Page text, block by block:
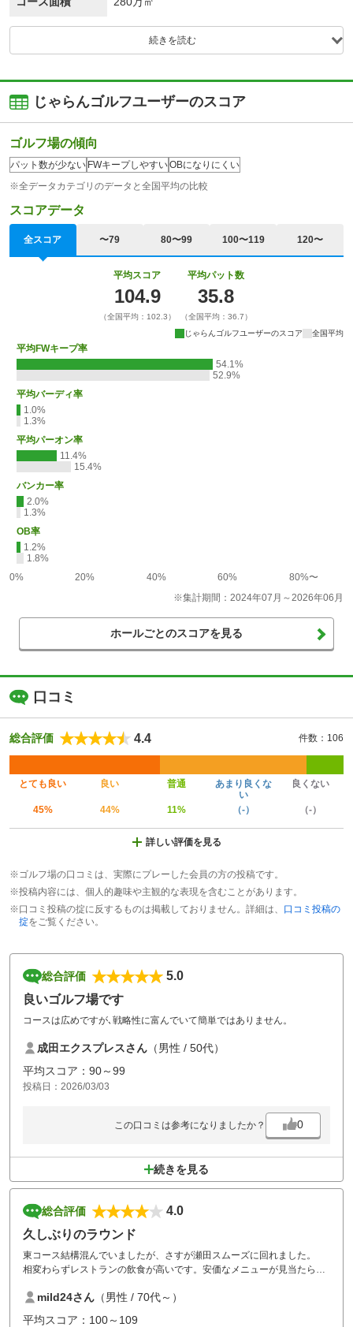
続きを読む
じゃらんゴルフユーザーのスコア
ゴルフ場の傾向
パット数が少ない FWキープしやすいOBになりにくい
※全データカテゴリのデータと全国平均の比較
スコアデータ
全スコア 〜79 80〜99 100〜119 120〜
平均スコア
104.9
（全国平均：102.3）
平均パット数
35.8
（全国平均：36.7）
じゃらんゴルフユーザーのスコア
全国平均
平均FWキープ率
54.1%
52.9%
平均バーディ率
1.0%
1.3%
平均パーオン率
11.4%
15.4%
バンカー率
2.0%
1.3%
OB率
1.2%
1.8%
0%
20% 40% 60%
80%〜
※集計期間：2024年07月～2026年06月
ホールごとのスコアを見る
口コミ
総合評価 4.4 件数：106
とても良い 良い 普通
あまり良くな
い
良くない
45% 44% 11% （-） （-）
詳しい評価を見る
※ゴルフ場の口コミは、実際にプレーした会員の方の投稿です。
※投稿内容には、個人的趣味や主観的な表現を含むことがあります。
※口コミ投稿の掟に反するものは掲載しておりません。詳細は、 口コミ投稿の
掟をご覧ください。
総合評価
5.0
良いゴルフ場です
コースは広めですが､戦略性に富んでいて簡単ではありません。
成田エクスプレスさん （男性 / 50代）
平均スコア：90～99
投稿日：2026/03/03
この口コミは参考になりましたか？ 0
続きを見る
総合評価
4.0
久しぶりのラウンド
東コース結構混んでいましたが、さすが瀬田スムーズに回れました。
相変わらずレストランの飲食が高いです。安価なメニューが見当たらな
ここらが改善されたら、もう少し利用するのですが。
mild24さん （男性 / 70代～）
平均スコア：100～109